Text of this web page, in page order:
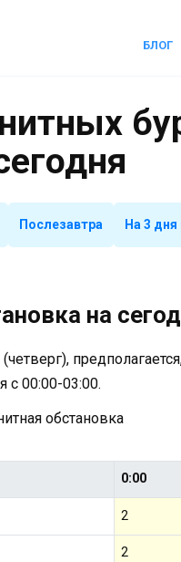
БЛОГ
Послезавтра На 3
на
с 00:00-03:00.
обстановка
0:00
2
2